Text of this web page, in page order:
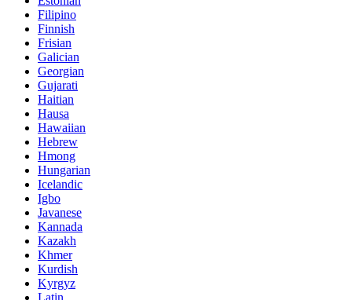
Filipino
Finnish
Frisian
Galician
Georgian
Gujarati
Haitian
Hausa
Hawaiian
Hebrew
Hmong
Hungarian
Icelandic
Igbo
Javanese
Kannada
Kazakh
Khmer
Kurdish
Kyrgyz